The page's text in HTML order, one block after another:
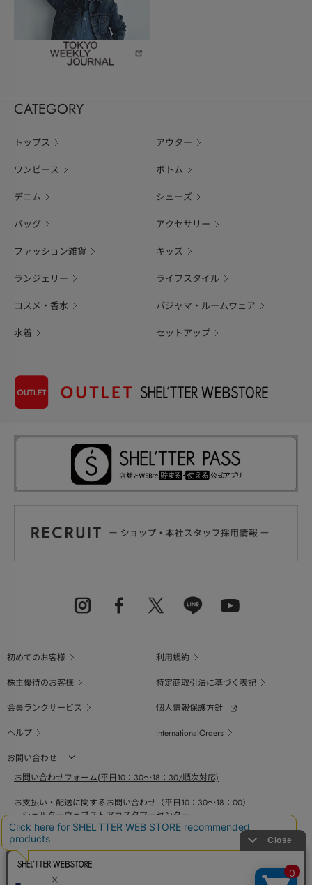
CATEGORY
トップス アウター
ワンピース ボトム
デニム シューズ
バッグ アクセサリー
ファッション雑貨 キッズ
ランジェリー ライフスタイル
コスメ・香水 パジャマ・ルームウェア
水着 セットアップ
初めてのお客様
利用規約
株主優待のお客様
特定商取引法に基づく表記
会員ランクサービス
個人情報保護方針
ヘルプ
InternationalOrders
お問い合わせ
お問い合わせフォーム(平日10：30～18：30/順次対応)
お支払い・配送に関するお問い合わせ（平日10：30～18：00）
シェルターウェブストアカスタマーセンター
0800-123-6820
商品の素材、サイズ、仕様等に関するお問い合せ（平日10：30～18：00）
バロックジャパンリミテッドコールセンター
03-6730-9191